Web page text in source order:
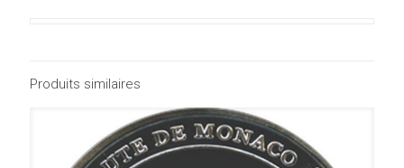
Produits similaires